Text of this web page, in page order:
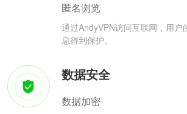
匿名浏览
通过AndyVPN访问互联网，用户
息得到保护。
数据安全
数据加密